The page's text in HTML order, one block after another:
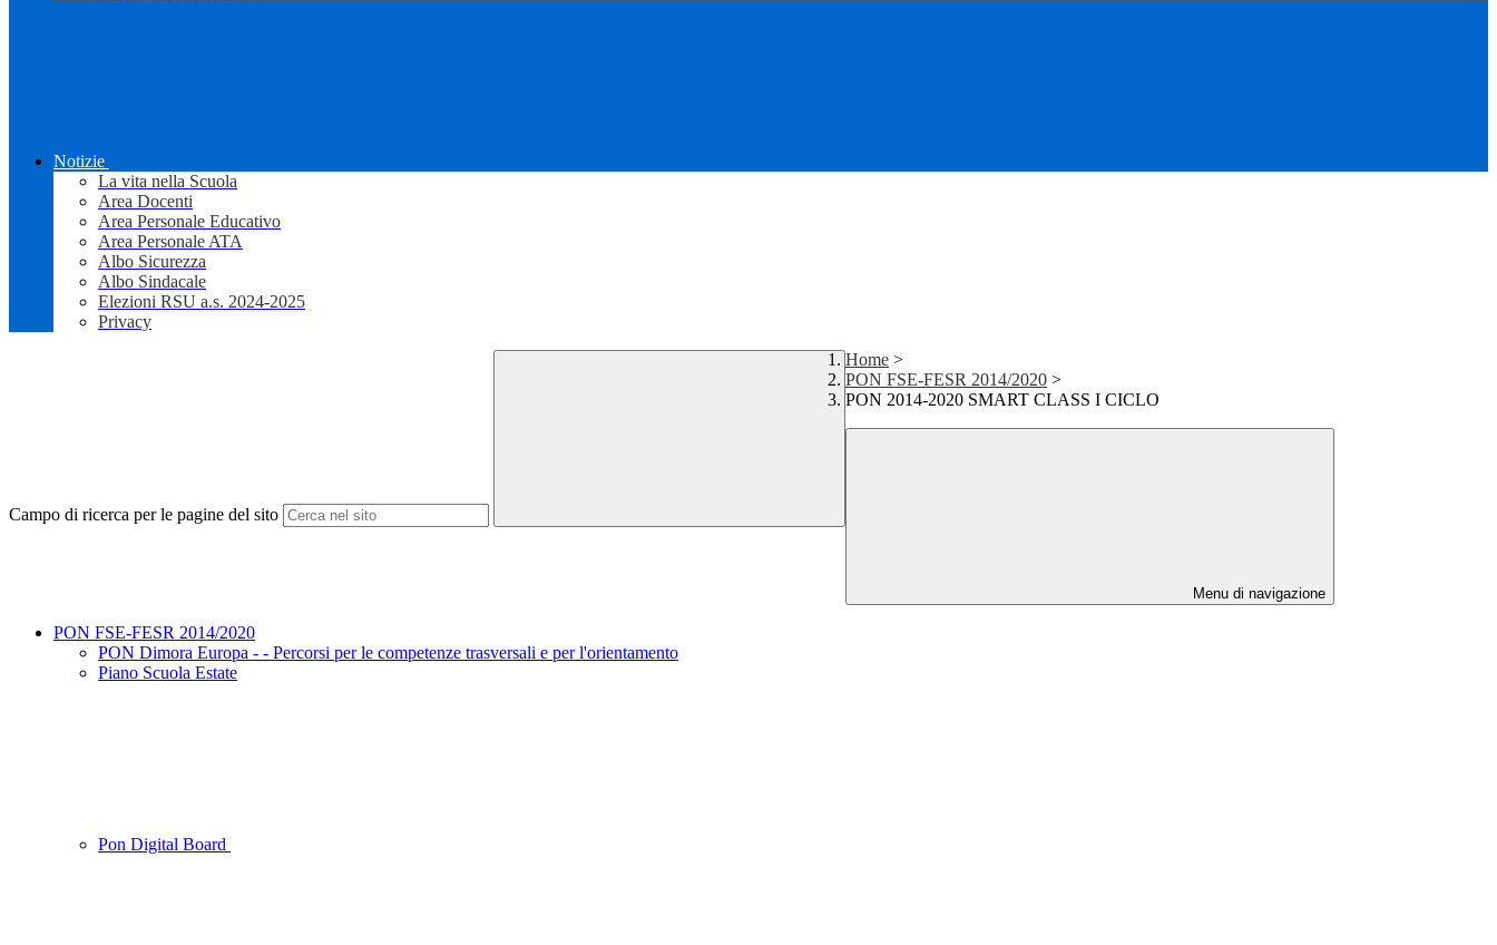
Notizie
La vita nella Scuola
Area Docenti
Area Personale Educativo
Area Personale ATA
Albo Sicurezza
Albo Sindacale
Elezioni RSU a.s. 2024-2025
Privacy
Campo di ricerca per le pagine del sito
Home >
PON FSE-FESR 2014/2020 >
PON 2014-2020 SMART CLASS I CICLO
Menu di navigazione
PON FSE-FESR 2014/2020
PON Dimora Europa - - Percorsi per le competenze trasversali e per l'orientamento
Piano Scuola Estate
Pon Digital Board